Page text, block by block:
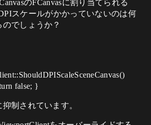
のFCanvasに割り当てられる
スケールがかかっていないのは何
でしょうか？
false; }
制されています。